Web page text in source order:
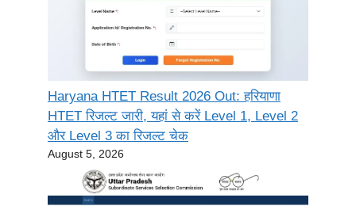
Haryana HTET Result 2026 Out: हरियाणा
HTET रिजल्ट जारी, यहां से करें Level 1, Level 2
और Level 3 का रिजल्ट चेक
August 5, 2026